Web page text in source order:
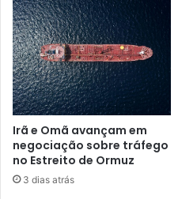
e
n
d
e
r
e
ç
o
d
e
e
Irã e Omã avançam em
negociação sobre tráfego
no Estreito de Ormuz
3 dias atrás